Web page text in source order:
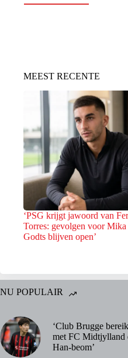
MEEST RECENTE
‘PSG krijgt jawoord van
Torres: gevolgen voor Mika
Godts blijven open’
NU POPULAIR
‘Club Brugge
met FC Midtjylland
Han-beom’